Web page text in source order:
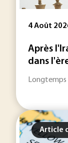
4 Août
Après
dans
Longtemps
Article